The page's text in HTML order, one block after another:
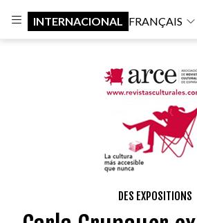
INTERNACIONAL FRANÇAIS
DES EXPOSITIONS